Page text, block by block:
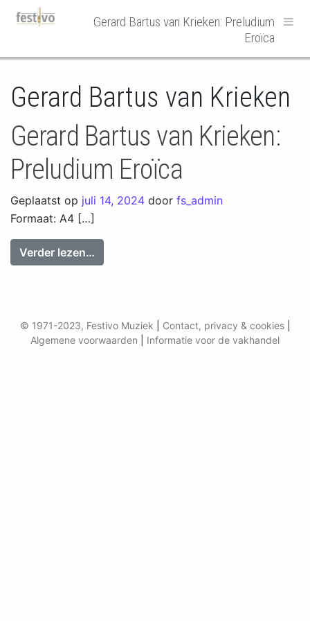
HoofdnavigatieGerard Bartus van Krieken: Preludium
Eroïca
Gerard Bartus van Krieken
Gerard Bartus van Krieken:
Preludium Eroïca
Geplaatst op juli 14, 2024 door fs_admin
Formaat: A4 […]
Verder lezen…
© 1971-2023, Festivo Muziek Contact, privacy & cookies|
Algemene voorwaarden
Informatie voor de vakhandel